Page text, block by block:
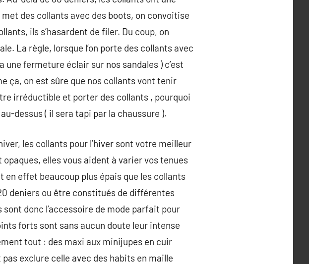
des collants avec des boots, on convoitise
ils s’hasardent de filer. Du coup, on
La règle, lorsque l’on porte des collants avec
fermeture éclair sur nos sandales ) c’est
ça, on est sûre que nos collants vont tenir
irréductible et porter des collants , pourquoi
dessus ( il sera tapi par la chaussure ).
les collants pour l’hiver sont votre meilleur
elles vous aident à varier vos tenues
en effet beaucoup plus épais que les collants
deniers ou être constitués de différentes
donc l’accessoire de mode parfait pour
forts sont sans aucun doute leur intense
tout : des maxi aux minijupes en cuir
exclure celle avec des habits en maille